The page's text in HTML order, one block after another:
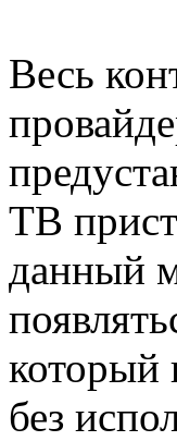
Весь
ТВ
данный
который
без